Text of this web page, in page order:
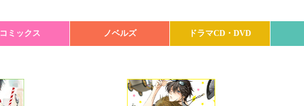
コミックス ノベルズ ドラマCD・DVD